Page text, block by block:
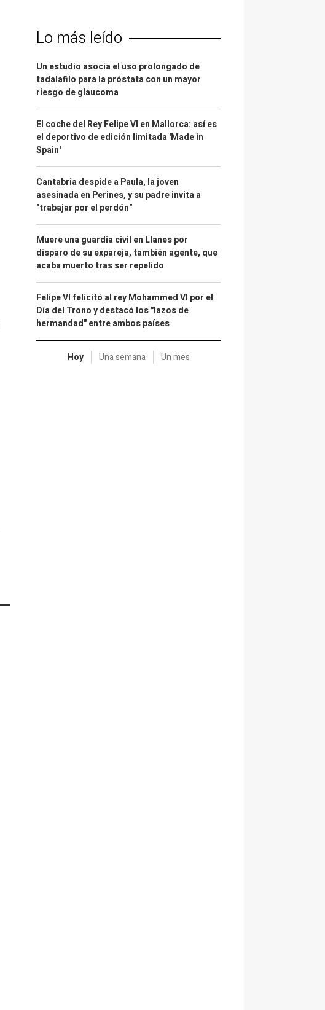
Lo más leído
Un estudio asocia el uso prolongado de
tadalafilo para la próstata con un mayor
riesgo de glaucoma
El coche del Rey Felipe VI en Mallorca: así es
el deportivo de edición limitada 'Made in
Spain'
Cantabria despide a Paula, la joven
asesinada en Perines, y su padre invita a
"trabajar por el perdón"
Muere una guardia civil en Llanes por
disparo de su expareja, también agente, que
acaba muerto tras ser repelido
Felipe VI felicitó al rey Mohammed VI por el
Día del Trono y destacó los "lazos de
hermandad" entre ambos países
Hoy Una semana Un mes